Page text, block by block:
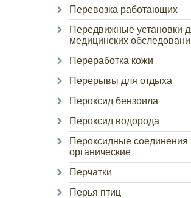
Перевозка работающих
Передвижные установки
медицинских
Переработка кожи
Перерывы для отдыха
Пероксид бензоила
Пероксид водорода
Пероксидные соединения
органические
Перчатки
Перья птиц